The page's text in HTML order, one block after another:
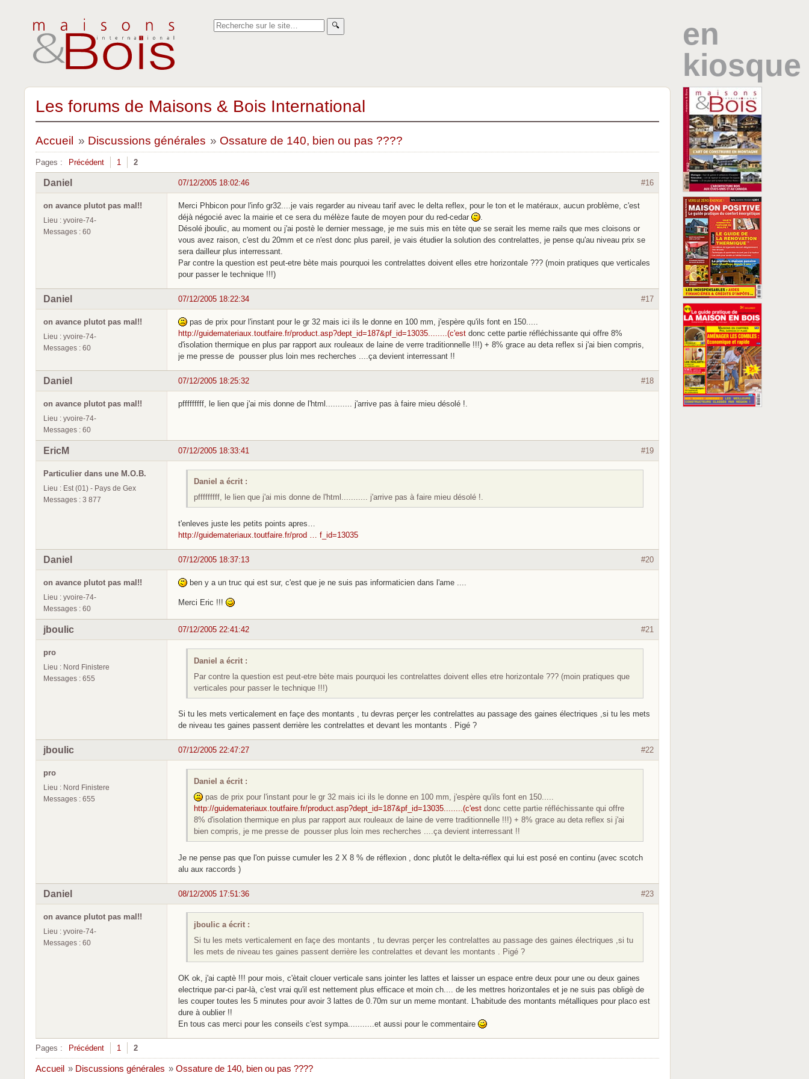
🔍︎
en
kiosque
Les forums de Maisons & Bois International
Accueil » Discussions générales » Ossature de 140, bien ou pas ????
Pages : Précédent 1 2
#16
07/12/2005 18:02:46
Daniel
on avance plutot pas mal!!
Lieu : yvoire-74-
Messages : 60
Merci Phbicon pour l'info gr32....je vais regarder au niveau tarif avec le delta reflex, pour le ton et le matéraux, aucun problème, c'est
déjà négocié avec la mairie et ce sera du mélèze faute de moyen pour du red-cedar
Désolé jboulic, au moment ou j'ai postè le dernier message, je me suis mis en tète que se serait les meme rails que mes cloisons or
vous avez raison, c'est du 20mm et ce n'est donc plus pareil, je vais étudier la solution des contrelattes, je pense qu'au niveau prix se
sera dailleur plus interressant.
Par contre la question est peut-etre bète mais pourquoi les contrelattes doivent elles etre horizontale ??? (moin pratiques que verticales
pour passer le technique !!!)
#17
07/12/2005 18:22:34
Daniel
on avance plutot pas mal!!
Lieu : yvoire-74-
Messages : 60
pas de prix pour l'instant pour le gr 32 mais ici ils le donne en 100 mm, j'espère qu'ils font en 150.....
http://guidemateriaux.toutfaire.fr/product.asp?dept_id=187&pf_id=13035........(c'est donc cette partie réfléchissante qui offre 8%
d'isolation thermique en plus par rapport aux rouleaux de laine de verre traditionnelle !!!) + 8% grace au deta reflex si j'ai bien compris,
je me presse de pousser plus loin mes recherches ....ça devient interressant !!
#18
07/12/2005 18:25:32
Daniel
on avance plutot pas mal!!
Lieu : yvoire-74-
Messages : 60
pfffffffff, le lien que j'ai mis donne de l'html........... j'arrive pas à faire mieu désolé !.
#19
07/12/2005 18:33:41
EricM
Particulier dans une M.O.B.
Lieu : Est (01) - Pays de Gex
Messages : 3 877
Daniel a écrit :
pfffffffff, le lien que j'ai mis donne de l'html........... j'arrive pas à faire mieu désolé !.
t'enleves juste les petits points apres…
http://guidemateriaux.toutfaire.fr/prod … f_id=13035
#20
07/12/2005 18:37:13
Daniel
on avance plutot pas mal!!
Lieu : yvoire-74-
Messages : 60
ben y a un truc qui est sur, c'est que je ne suis pas informaticien dans l'ame ....
Merci Eric !!!
#21
07/12/2005 22:41:42
jboulic
pro
Lieu : Nord Finistere
Messages : 655
Daniel a écrit :
Par contre la question est peut-etre bète mais pourquoi les contrelattes doivent elles etre horizontale ??? (moin pratiques que
verticales pour passer le technique !!!)
Si tu les mets verticalement en façe des montants , tu devras perçer les contrelattes au passage des gaines électriques ,si tu les mets
de niveau tes gaines passent derrière les contrelattes et devant les montants . Pigé ?
#22
07/12/2005 22:47:27
jboulic
pro
Lieu : Nord Finistere
Messages : 655
Daniel a écrit :
pas de prix pour l'instant pour le gr 32 mais ici ils le donne en 100 mm, j'espère qu'ils font en 150.....
http://guidemateriaux.toutfaire.fr/product.asp?dept_id=187&pf_id=13035........(c'estdonc cette partie réfléchissante qui offre
8% d'isolation thermique en plus par rapport aux rouleaux de laine de verre traditionnelle !!!) + 8% grace au deta reflex si j'ai
bien compris, je me presse de pousser plus loin mes recherches ....ça devient interressant !!
Je ne pense pas que l'on puisse cumuler les 2 X 8 % de réflexion , donc plutôt le delta-réflex qui lui est posé en continu (avec scotch
alu aux raccords )
#23
08/12/2005 17:51:36
Daniel
on avance plutot pas mal!!
Lieu : yvoire-74-
Messages : 60
jboulic a écrit :
Si tu les mets verticalement en façe des montants , tu devras perçer les contrelattes au passage des gaines électriques ,si tu
les mets de niveau tes gaines passent derrière les contrelattes et devant les montants . Pigé ?
OK ok, j'ai captè !!! pour mois, c'ètait clouer verticale sans jointer les lattes et laisser un espace entre deux pour une ou deux gaines
electrique par-ci par-là, c'est vrai qu'il est nettement plus efficace et moin ch.... de les mettres horizontales et je ne suis pas obligè de
les couper toutes les 5 minutes pour avoir 3 lattes de 0.70m sur un meme montant. L'habitude des montants métalliques pour placo est
dure à oublier !!
En tous cas merci pour les conseils c'est sympa...........et aussi pour le commentaire
Pages : Précédent 1 2
Accueil » Discussions générales » Ossature de 140, bien ou pas ????